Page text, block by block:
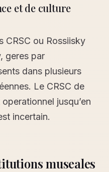
et de culture
CRSC ou Rossiisky
geres par
dans plusieurs
Le CRSC de
jusqu’en
incertain.
museales